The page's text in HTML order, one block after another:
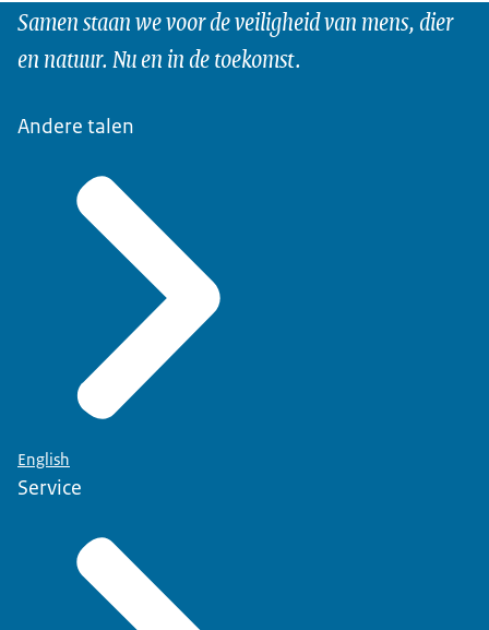
Samen staan we voor de veiligheid van mens, dier
en natuur. Nu en in de toekomst.
Andere talen
English
Service